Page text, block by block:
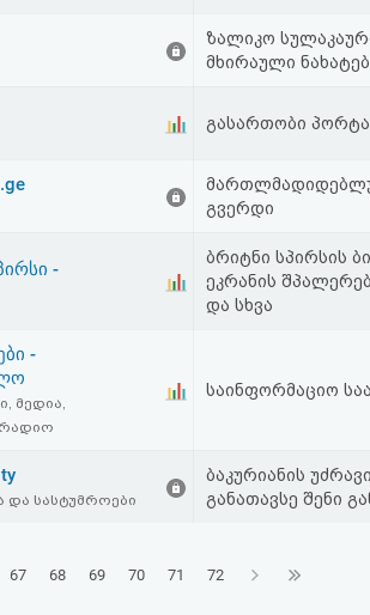
ზალიკო
მხირაული
გასართობი
გვერდი
-
ბრიტნი სპირსის
ეკრანის
და სხვა
-
მედია,
რადიო
საინფორმაციო
და სასტუმროები
ბაკურიანის
განათავსე შენი
67 68 69 70 71 72